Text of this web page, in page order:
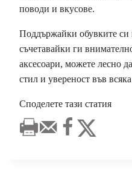
поводи и вкусове.
Поддържайки обувките си
съчетавайки ги
аксесоари, можете лесно
стил и увереност във
Споделете тази статия